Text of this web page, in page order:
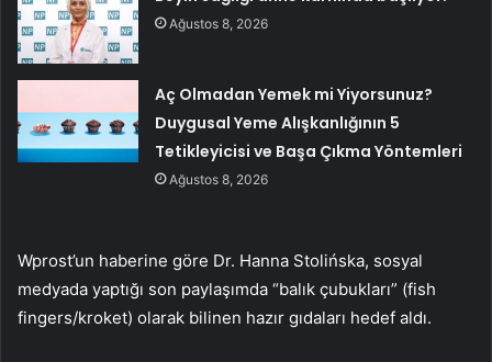
Ağustos 8, 2026
Aç Olmadan Yemek mi Yiyorsunuz?
Duygusal Yeme Alışkanlığının 5
Tetikleyicisi ve Başa Çıkma Yöntemleri
Ağustos 8, 2026
Wprost’un haberine göre Dr. Hanna Stolińska, sosyal
medyada yaptığı son paylaşımda “balık çubukları” (fish
fingers/kroket) olarak bilinen hazır gıdaları hedef aldı.